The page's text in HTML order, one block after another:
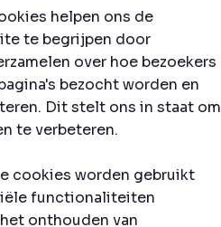
helpen ons de
te begrijpen door
over hoe bezoekers
bezocht worden en
Dit stelt ons in staat om
te verbeteren.
cookies worden gebruikt
functionaliteiten
onthouden van